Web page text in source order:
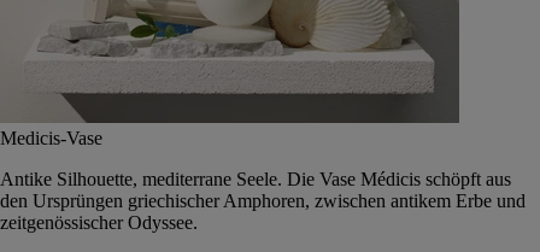
Medicis-Vase
Antike Silhouette, mediterrane Seele. Die Vase Médicis schöpft aus
den Ursprüngen griechischer Amphoren, zwischen antikem Erbe und
zeitgenössischer Odyssee.